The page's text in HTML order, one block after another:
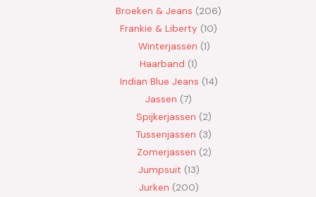
Broeken & Jeans
206
Frankie & Liberty 10
Winterjassen 1
Haarband 1
Indian Blue Jeans 14
Jassen 7
Spijkerjassen
2
Tussenjassen
3
Zomerjassen 2
Jumpsuit 13
Jurken 200